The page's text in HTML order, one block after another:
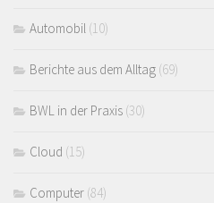
Automobil (10)
Berichte aus dem Alltag (69)
BWL in der Praxis (30)
Cloud (15)
Computer (84)